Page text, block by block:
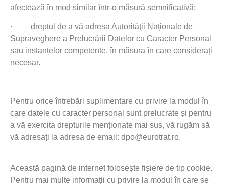
afectează în mod similar într-o măsură semnificativă;
· dreptul de a vă adresa Autorităţii Naţionale de
Supraveghere a Prelucrării Datelor cu Caracter Personal
sau instanțelor competente, în măsura în care considerați
necesar.
Pentru orice întrebări suplimentare cu privire la modul în
care datele cu caracter personal sunt prelucrate și pentru
a vă exercita drepturile menționate mai sus, vă rugăm să
vă adresați la adresa de email: dpo@eurotrat.ro.
Această pagină de internet folosește fișiere de tip cookie.
Pentru mai multe informații cu privire la modul în care se